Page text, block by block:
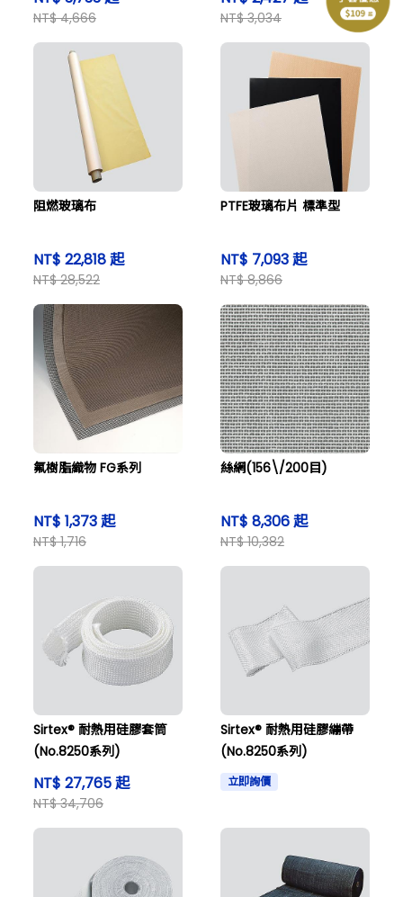
NT$ 4,666 NT$ 3,034
阻燃玻璃布
NT$ 22,818 起
NT$ 28,522
PTFE玻璃布片 標準型
NT$ 7,093 起
NT$ 8,866
氟樹脂織物 FG系列
NT$ 1,373 起
NT$ 1,716
絲網(156\/200目)
NT$ 8,306 起
NT$ 10,382
Sirtex® 耐熱用硅膠套筒
(No.8250系列)
NT$ 27,765 起
NT$ 34,706
Sirtex® 耐熱用硅膠繃帶
(No.8250系列)
立即詢價